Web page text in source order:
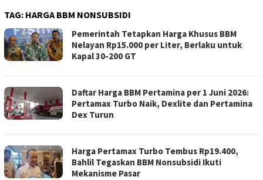
TAG: HARGA BBM NONSUBSIDI
Pemerintah Tetapkan Harga Khusus BBM
Nelayan Rp15.000 per Liter, Berlaku untuk
Kapal 30-200 GT
Daftar Harga BBM Pertamina per 1 Juni 2026:
Pertamax Turbo Naik, Dexlite dan Pertamina
Dex Turun
Harga Pertamax Turbo Tembus Rp19.400,
Bahlil Tegaskan BBM Nonsubsidi Ikuti
Mekanisme Pasar